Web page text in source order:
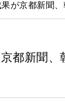
が京都新聞、
都新聞、